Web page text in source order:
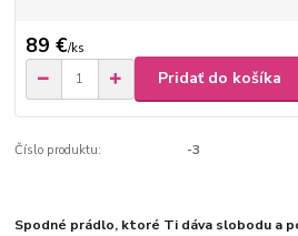
89 €/ks
Pridať do košíka
Číslo produktu: -3
Spodné prádlo, ktoré Ti dáva slobodu a